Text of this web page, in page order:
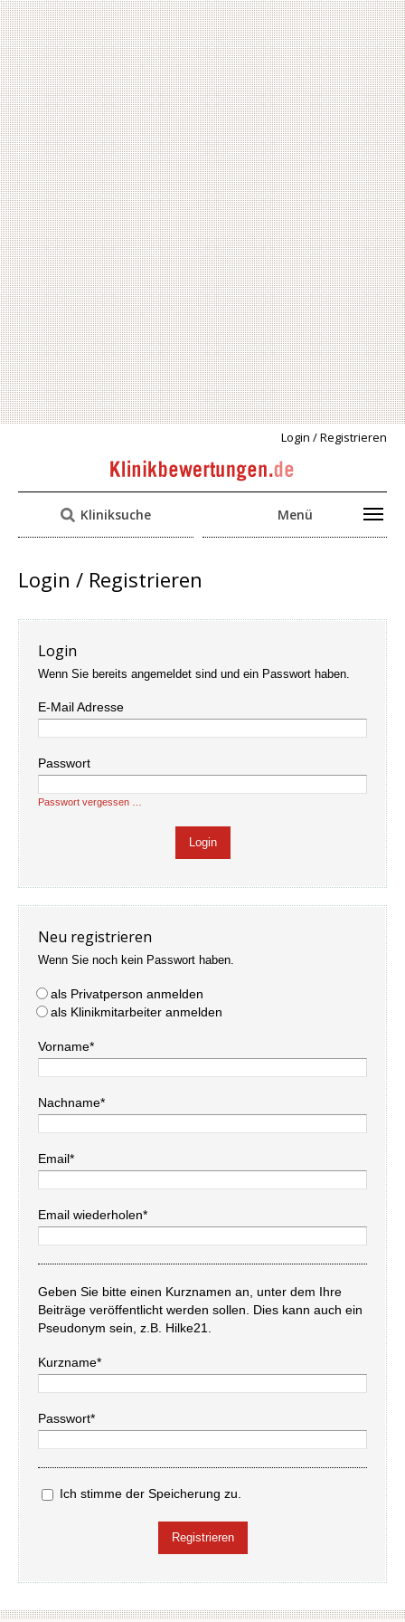
Login / Registrieren
Kliniksuche Menü
Login / Registrieren
Login
Wenn Sie bereits angemeldet sind und ein Passwort haben.
E-Mail Adresse
Passwort
Passwort vergessen …
Neu registrieren
Wenn Sie noch kein Passwort haben.
als Privatperson anmelden
als Klinikmitarbeiter anmelden
Vorname*
Nachname*
Email*
Email wiederholen*
Geben Sie bitte einen Kurznamen an, unter dem Ihre
Beiträge veröffentlicht werden sollen. Dies kann auch ein
Pseudonym sein, z.B. Hilke21.
Kurzname*
Passwort*
Ich stimme der Speicherung zu.